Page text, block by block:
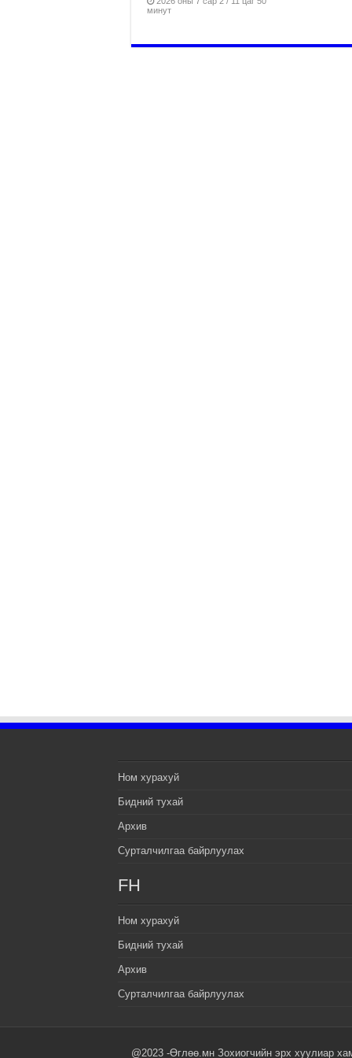
минут
Ном хурахуй
Бидний тухай
Архив
Сурталчилгаа байрлуулах
FH
Ном хурахуй
Бидний тухай
Архив
Сурталчилгаа байрлуулах
@2023 -Өглөө.мн Зохиогчийн эрх хуулиар